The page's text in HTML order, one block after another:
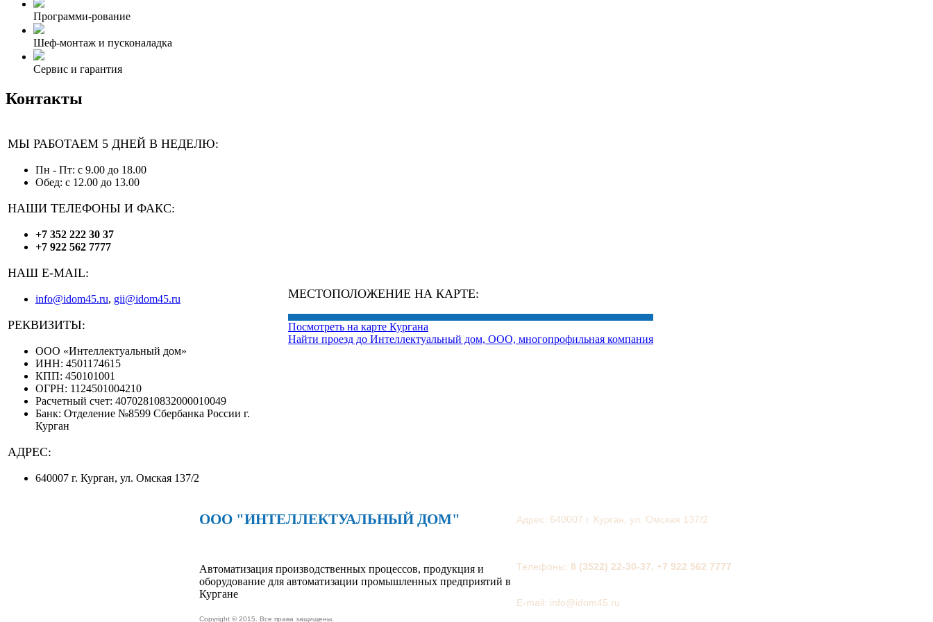
Программи-рование
Шеф-монтаж и пусконаладка
Сервис и гарантия
Контакты
МЫ РАБОТАЕМ 5 ДНЕЙ В НЕДЕЛЮ:
Пн - Пт: с 9.00 до 18.00
Обед: с 12.00 до 13.00
НАШИ ТЕЛЕФОНЫ И ФАКС:
+7 352 222 30 37
+7 922 562 7777
НАШ E-MAIL:
info@idom45.ru, gii@idom45.ru
РЕКВИЗИТЫ:
ООО «Интеллектуальный дом»
ИНН: 4501174615
КПП: 450101001
ОГРН: 1124501004210
Расчетный счет: 40702810832000010049
Банк: Отделение №8599 Сбербанка России г.
Курган
АДРЕС:
640007 г. Курган, ул. Омская 137/2
МЕСТОПОЛОЖЕНИЕ НА КАРТЕ:
Посмотреть на карте Кургана
Найти проезд до Интеллектуальный дом, ООО, многопрофильная компания
ООО "ИНТЕЛЛЕКТУАЛЬНЫЙ ДОМ"
Автоматизация производственных процессов, продукция и
оборудование для автоматизации промышленных предприятий в
Кургане
Copyright © 2015. Все права защищены.
Адрес: 640007 г. Курган, ул. Омская 137/2
Телефоны: 8 (3522) 22-30-37, +7 922 562 7777
E-mail: info@idom45.ru